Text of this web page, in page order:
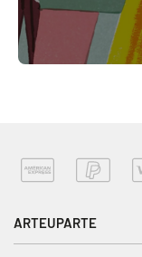
ARTEUPARTE